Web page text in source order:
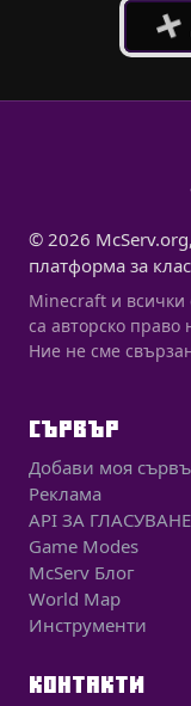
© 2026
платформа за
Minecraft и
са авторско право
Ние не сме
СЪРВЪР
Добави моя
Реклама
API ЗА ГЛАСУВАНЕ
Game Modes
McServ Блог
World Map
Инструменти
КОНТАКТИ